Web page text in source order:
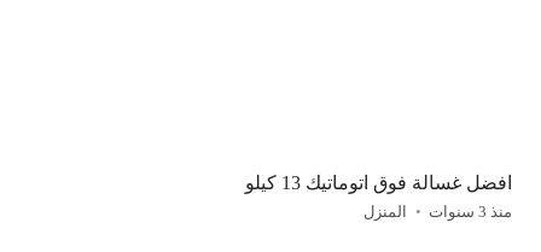
افضل غسالة فوق اتوماتيك 13 كيلو
منذ 3 سنوات المنزل